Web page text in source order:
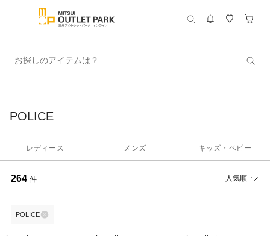
お探しのアイテムは？
POLICE
レディース メンズ キッズ・ベビー
264 件 人気順
POLICE